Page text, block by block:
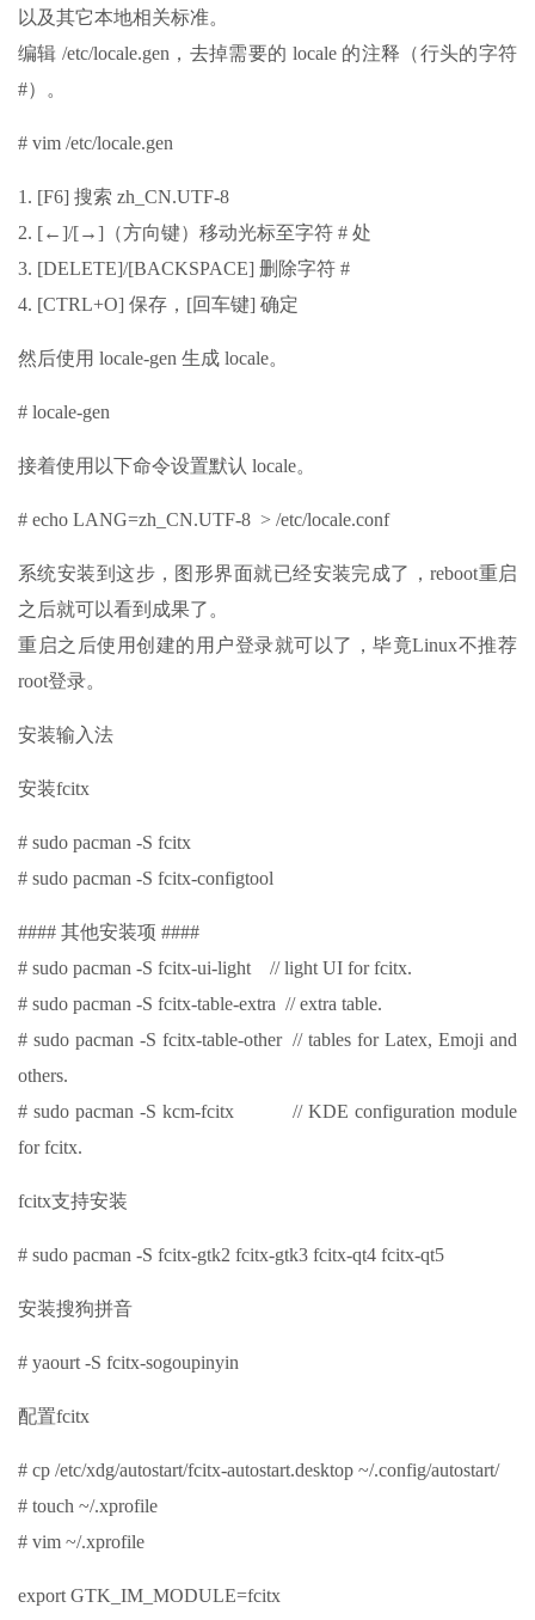
以及其它本地相关标准。
编辑 /etc/locale.gen，去掉需要的 locale 的注释（行头的字符
#）。
# vim /etc/locale.gen
1. [F6] 搜索 zh_CN.UTF-8
2. [←]/[→]（方向键）移动光标至字符 # 处
3. [DELETE]/[BACKSPACE] 删除字符 #
4. [CTRL+O] 保存，[回车键] 确定
然后使用 locale-gen 生成 locale。
# locale-gen
接着使用以下命令设置默认 locale。
# echo LANG=zh_CN.UTF-8 > /etc/locale.conf
系统安装到这步，图形界面就已经安装完成了，reboot重启
之后就可以看到成果了。
重启之后使用创建的用户登录就可以了，毕竟Linux不推荐
root登录。
安装输入法
安装fcitx
# sudo pacman -S fcitx
# sudo pacman -S fcitx-configtool
#### 其他安装项 ####
# sudo pacman -S fcitx-ui-light // light UI for fcitx.
# sudo pacman -S fcitx-table-extra // extra table.
# sudo pacman -S fcitx-table-other // tables for Latex, Emoji and
others.
# sudo pacman -S kcm-fcitx // KDE configuration module
for fcitx.
fcitx支持安装
# sudo pacman -S fcitx-gtk2 fcitx-gtk3 fcitx-qt4 fcitx-qt5
安装搜狗拼音
# yaourt -S fcitx-sogoupinyin
配置fcitx
# cp /etc/xdg/autostart/fcitx-autostart.desktop ~/.config/autostart/
# touch ~/.xprofile
# vim ~/.xprofile
export GTK_IM_MODULE=fcitx